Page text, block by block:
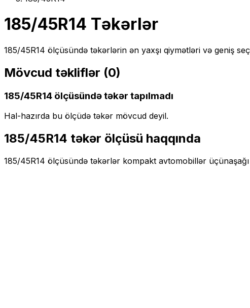
185/45R14 Təkərlər
185/45R14 ölçüsündə təkərlərin ən yaxşı qiymətləri və geniş
Mövcud təkliflər (0)
185/45R14 ölçüsündə təkər tapılmadı
Hal-hazırda bu ölçüdə təkər mövcud deyil.
185/45R14 təkər ölçüsü haqqında
185/45R14 ölçüsündə təkərlər kompakt avtomobillər üçün